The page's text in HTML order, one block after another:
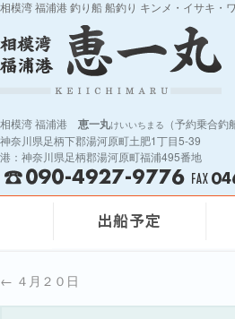
相模湾 福浦港 釣り船 船釣り キンメ・イサキ・
相模湾 福浦港 恵一丸けいいちまる
（予約乗合釣
神奈川県足柄下郡湯河原町土肥1丁目5-39
港：神奈川県足柄郡湯河原町福浦495番地
← ４月２０日